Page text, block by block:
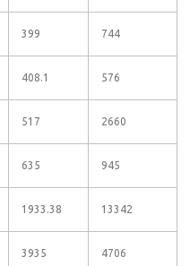
399 744
408.1 576
517 2660
635 945
1933.38 13342
3935 4706